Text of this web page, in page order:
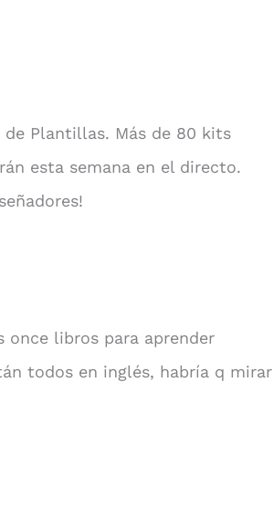
Plantillas. Más de 80 kits
esta semana en el directo.
once libros para aprender
todos en inglés, habría q mirar